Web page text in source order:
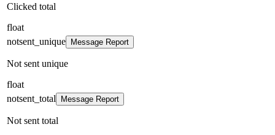
Clicked total
float
notsent_unique
Message Report
Not sent unique
float
notsent_total
Message Report
Not sent total